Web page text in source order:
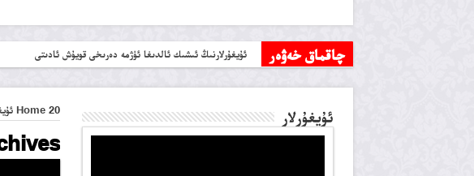
چاقماق خەۋەر ئۇيغۇرلارنىڭ ئىشىك ئالدىغا ئۈژمە دەرىخى قويۇش ئادىتى
يەكەندىكى مەسچىدلەر
Home20 ئۇيغۇرلار